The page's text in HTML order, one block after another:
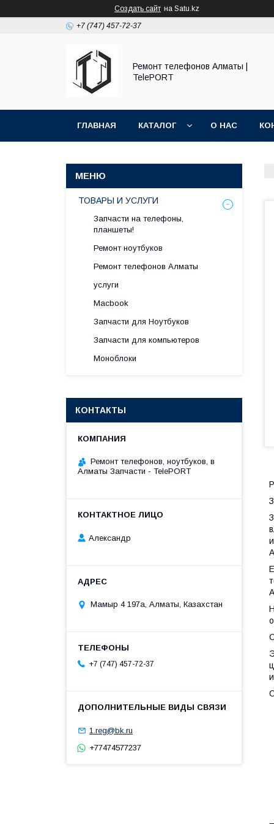
Создать сайт на Satu.kz
+7 (747) 457-72-37
Ремонт телефонов Алматы |
TelePORT
ГЛАВНАЯ КАТАЛОГ О НАС
ТОВАРЫ И УСЛУГИ
Запчасти на телефоны,
планшеты!
Ремонт ноутбуков
Ремонт телефонов Алматы
услуги
Macbook
Запчасти для Ноутбуков
Запчасти для компьютеров
Моноблоки
КОНТАКТЫ
Ремонт телефонов, ноутбуков, в
Алматы Запчасти - TelePORT
Александр
Мамыр 4 197а, Алматы, Казахстан
+7 (747) 457-72-37
1.reg@bk.ru
+77474577237